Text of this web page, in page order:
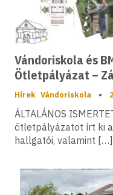
Vándoriskola és
Ötletpályázat –
Hírek Vándoriskola •
ÁLTALÁNOS
ötletpályázatot írt ki
hallgatói, valamint […]